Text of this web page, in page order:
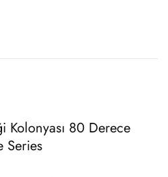
Kolonyası 80 Derece
Series